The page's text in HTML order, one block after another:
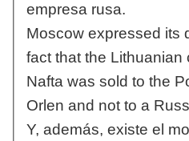
empresa rusa.
Moscow expressed its
fact that the Lithuanian
Nafta was sold to the
Orlen and not to a
Y, además, existe el